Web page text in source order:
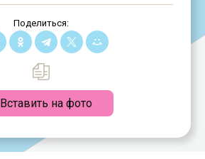
Поделиться:
Вставить на фото